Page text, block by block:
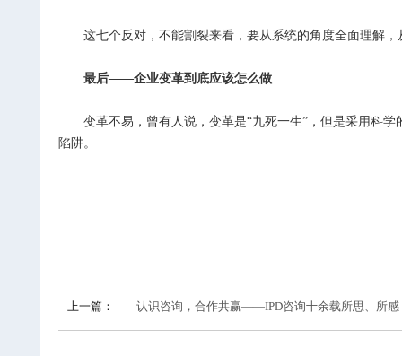
这七个反对，不能割裂来看，要从系统的角度全面理解，
最后——企业变革到底应该怎么做
变革不易，曾有人说，变革是“九死一生”，但是采用科学
陷阱。
上一篇： 认识咨询，合作共赢——IPD咨询十余载所思、所感